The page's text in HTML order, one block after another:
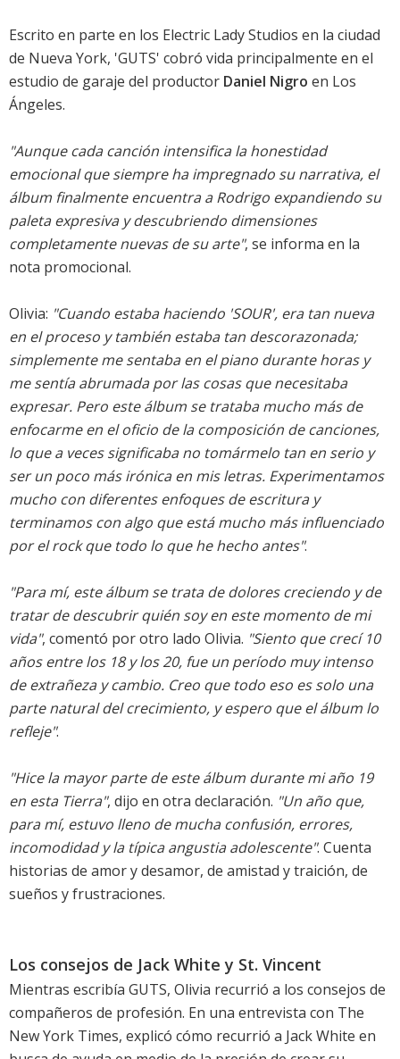
Escrito en parte en los Electric Lady Studios en la ciudad
de Nueva York, 'GUTS' cobró vida principalmente en el
estudio de garaje del productor Daniel Nigro en Los
Ángeles.
"Aunque cada canción intensifica la honestidad
emocional que siempre ha impregnado su narrativa, el
álbum finalmente encuentra a Rodrigo expandiendo su
paleta expresiva y descubriendo dimensiones
completamente nuevas de su arte", se informa en la
nota promocional.
Olivia: "Cuando estaba haciendo 'SOUR', era tan nueva
en el proceso y también estaba tan descorazonada;
simplemente me sentaba en el piano durante horas y
me sentía abrumada por las cosas que necesitaba
expresar. Pero este álbum se trataba mucho más de
enfocarme en el oficio de la composición de canciones,
lo que a veces significaba no tomármelo tan en serio y
ser un poco más irónica en mis letras. Experimentamos
mucho con diferentes enfoques de escritura y
terminamos con algo que está mucho más influenciado
por el rock que todo lo que he hecho antes".
"Para mí, este álbum se trata de dolores creciendo y de
tratar de descubrir quién soy en este momento de mi
vida", comentó por otro lado Olivia. "Siento que crecí 10
años entre los 18 y los 20, fue un período muy intenso
de extrañeza y cambio. Creo que todo eso es solo una
parte natural del crecimiento, y espero que el álbum lo
refleje".
"Hice la mayor parte de este álbum durante mi año 19
en esta Tierra", dijo en otra declaración. "Un año que,
para mí, estuvo lleno de mucha confusión, errores,
incomodidad y la típica angustia adolescente". Cuenta
historias de amor y desamor, de amistad y traición, de
sueños y frustraciones.
Los consejos de Jack White y St. Vincent
Mientras escribía GUTS, Olivia recurrió a los consejos de
compañeros de profesión. En una entrevista con The
New York Times, explicó cómo recurrió a Jack White en